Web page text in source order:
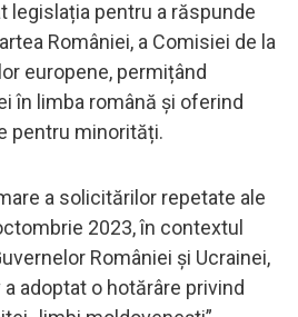
legislația pentru a răspunde
României, a Comisiei de la
europene, permițând
în limba română și oferind
pentru minorități.
a solicitărilor repetate ale
2023, în contextul
României și Ucrainei,
adoptat o hotărâre privind